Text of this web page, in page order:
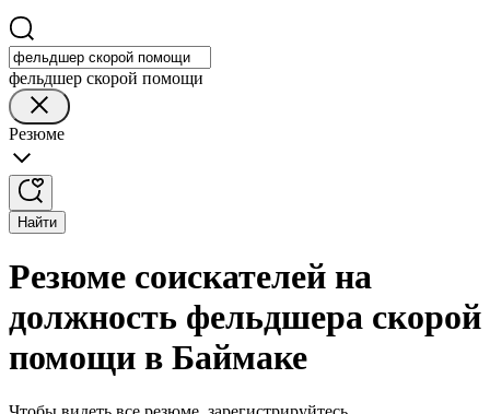
фельдшер скорой помощи
Резюме
Найти
Резюме соискателей на
должность фельдшера скорой
помощи в Баймаке